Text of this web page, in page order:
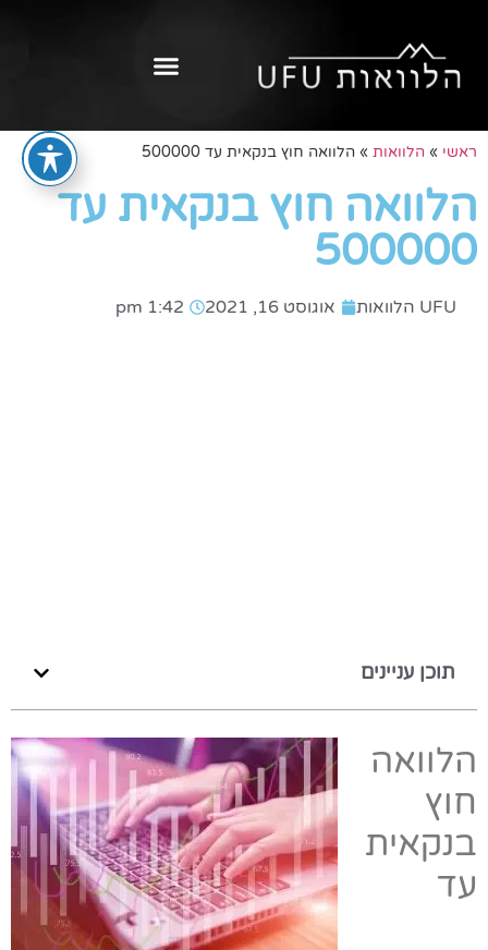
ראשי » הלוואות » הלוואה חוץ בנקאית עד 500000
הלוואה חוץ בנקאית עד
500000
UFU הלוואות אוגוסט 16, 2021 1:42 pm
תוכן עניינים
הלוואה
חוץ
בנקאית
עד